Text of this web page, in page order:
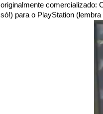
originalmente comercializado:
só!) para o PlayStation